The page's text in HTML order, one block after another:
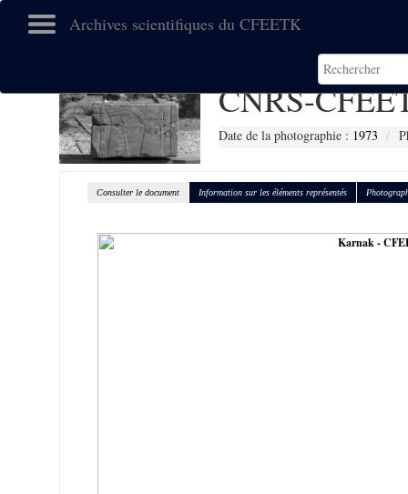
Archives scientifiques du CFEETK
CNRS-
Date de la photographie : 1973
Consulter le document Information sur les éléments représentés